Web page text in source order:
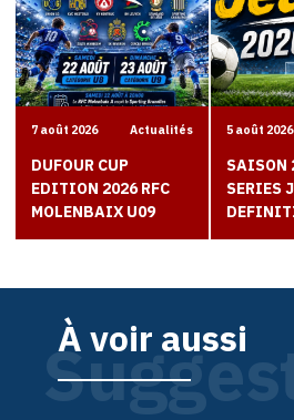
7 août 2026 Actualités
DUFOUR CUP
EDITION 2026 RFC
MOLENBAIX U09
5 août 2026
SAISON
SERIES
À voir aussi